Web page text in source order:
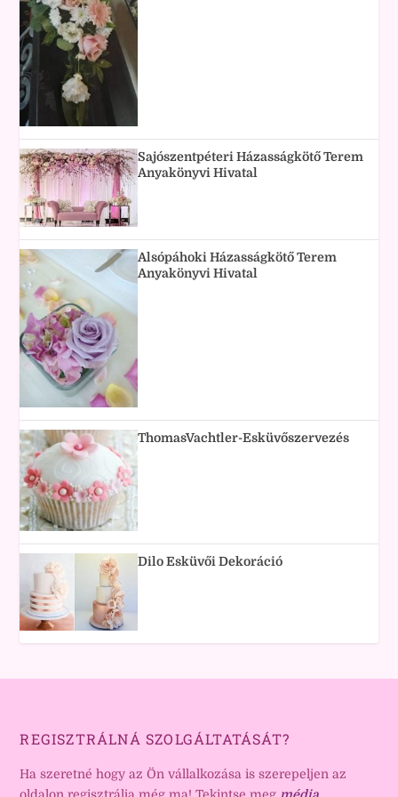
Sajószentpéteri Házasságkötő Terem
Anyakönyvi Hivatal
Alsópáhoki Házasságkötő Terem
Anyakönyvi Hivatal
ThomasVachtler-Esküvőszervezés
Dilo Esküvői Dekoráció
REGISZTRÁLNÁ SZOLGÁLTATÁSÁT?
Ha szeretné hogy az Ön vállalkozása is szerepeljen az